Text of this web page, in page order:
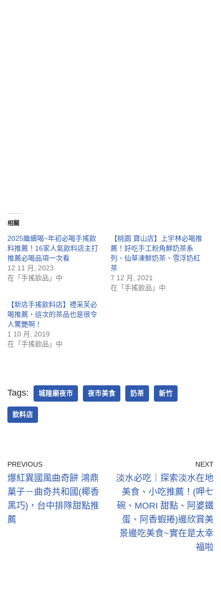
相關
2025繼續喝~年初必喝手搖飲
料推薦！16家人氣飲料店主打
推薦必喝品項一次看
12 11 月, 2023
在「手搖飲品」中
【桃園 寶山店】上宇林必喝推
薦！好吃手工粉角鮮奶茶系
列、仙草凍鮮奶茶、雪浮奶紅
茶
7 12 月, 2021
在「手搖飲品」中
【新店手搖飲料店】禮采芙必
喝推薦，這次的茶品也是很令
人驚艷啊！
1 10 月, 2019
在「手搖飲品」中
Tags: 城隍廟夜市 夜市美食 奶茶 新竹
飲料店
PREVIOUS
爆紅異國風曲奇餅 鴻鼎
菓子－曲奇共和國(椰香
黑巧)，台中排隊甜點推
薦
NEXT
淡水必吃｜探索淡水在地
美食、小吃推薦！(呷七
碗、MORI 甜點、阿婆鐵
蛋、阿香蝦捲)邊欣賞美
景邊吃美食~實在是太幸
福啦